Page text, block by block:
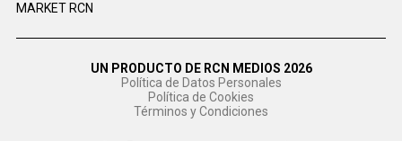
MARKET RCN
UN PRODUCTO DE RCN MEDIOS 2026
Política de Datos Personales
Política de Cookies
Términos y Condiciones